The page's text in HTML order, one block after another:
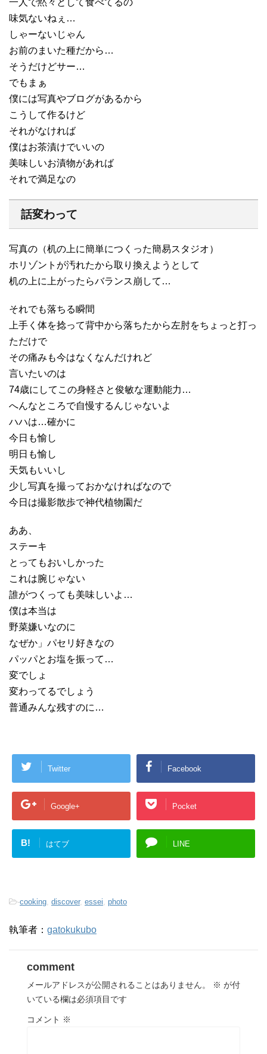
一人で黙々として食べてるの
味気ないねぇ…
しゃーないじゃん
お前のまいた種だから…
そうだけどサー…
でもまぁ
僕には写真やブログがあるから
こうして作るけど
それがなければ
僕はお茶漬けでいいの
美味しいお漬物があれば
それで満足なの
話変わって
写真の（机の上に簡単につくった簡易スタジオ）
ホリゾントが汚れたから取り換えようとして
机の上に上がったらバランス崩して…
それでも落ちる瞬間
上手く体を捻って背中から落ちたから左肘をちょっと打っ
ただけで
その痛みも今はなくなんだけれど
言いたいのは
74歳にしてこの身軽さと俊敏な運動能力…
へんなところで自慢するんじゃないよ
ハハは…確かに
今日も愉し
明日も愉し
天気もいいし
少し写真を撮っておかなければなので
今日は撮影散歩で神代植物園だ
ああ、
ステーキ
とってもおいしかった
これは腕じゃない
誰がつくっても美味しいよ…
僕は本当は
野菜嫌いなのに
なぜか」パセリ好きなの
パッパとお塩を振って…
変でしょ
変わってるでしょう
普通みんな残すのに…
Twitter Facebook
Google+ Pocket
B! はてブ LINE
-cooking, discover, essei, photo
執筆者： gatokukubo
comment
メールアドレスが公開されることはありません。 ※ が付
いている欄は必須項目です
コメント ※